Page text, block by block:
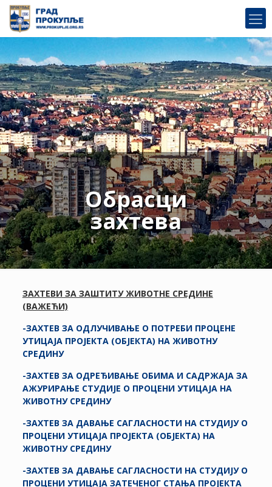
Обрaсци
захтева
ЗАХТЕВИ ЗА ЗАШТИТУ ЖИВОТНЕ СРЕДИНЕ
(ВАЖЕЋИ)
-ЗАХТЕВ ЗА ОДЛУЧИВАЊЕ О ПОТРЕБИ ПРОЦЕНЕ
УТИЦАЈА ПРОЈЕКТА (ОБЈЕКТА) НА ЖИВОТНУ
СРЕДИНУ
-ЗАХТЕВ ЗА ОДРЕЂИВАЊЕ ОБИМА И САДРЖАЈА ЗА
АЖУРИРАЊЕ СТУДИЈЕ О ПРОЦЕНИ УТИЦАЈА НА
ЖИВОТНУ СРЕДИНУ
-ЗАХТЕВ ЗА ДАВАЊЕ САГЛАСНОСТИ НА СТУДИЈУ О
ПРОЦЕНИ УТИЦАЈА ПРОЈЕКТА (ОБЈЕКТА) НА
ЖИВОТНУ СРЕДИНУ
-ЗАХТЕВ ЗА ДАВАЊЕ САГЛАСНОСТИ НА СТУДИЈУ О
ПРОЦЕНИ УТИЦАЈА ЗАТЕЧЕНОГ СТАЊА ПРОЈЕКТА